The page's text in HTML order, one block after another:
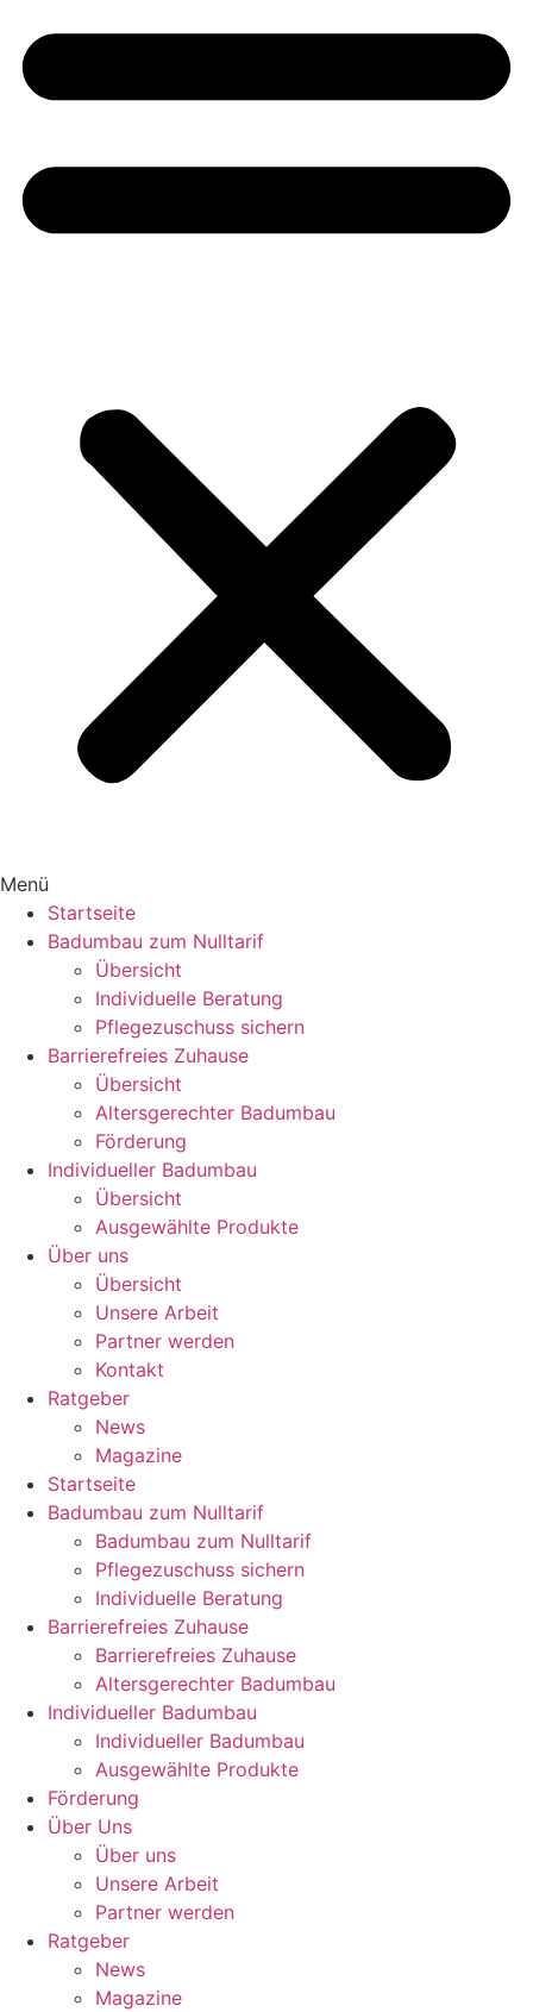
Menü
Startseite
Badumbau zum Nulltarif
Übersicht
Individuelle Beratung
Pflegezuschuss sichern
Barrierefreies Zuhause
Übersicht
Altersgerechter Badumbau
Förderung
Individueller Badumbau
Übersicht
Ausgewählte Produkte
Über uns
Übersicht
Unsere Arbeit
Partner werden
Kontakt
Ratgeber
News
Magazine
Startseite
Badumbau zum Nulltarif
Badumbau zum Nulltarif
Pflegezuschuss sichern
Individuelle Beratung
Barrierefreies Zuhause
Barrierefreies Zuhause
Altersgerechter Badumbau
Individueller Badumbau
Individueller Badumbau
Ausgewählte Produkte
Förderung
Über Uns
Über uns
Unsere Arbeit
Partner werden
Ratgeber
News
Magazine